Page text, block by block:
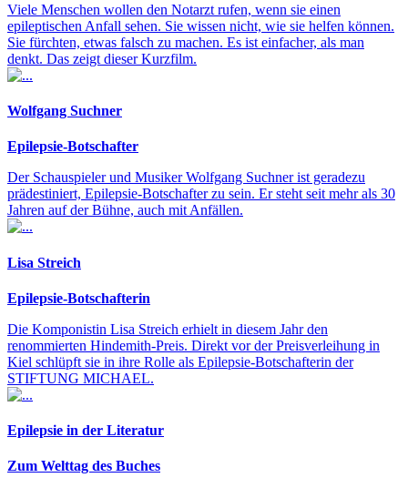
Viele Menschen wollen den Notarzt rufen, wenn sie einen
epileptischen Anfall sehen. Sie wissen nicht, wie sie helfen können.
Sie fürchten, etwas falsch zu machen. Es ist einfacher, als man
denkt. Das zeigt dieser Kurzfilm.
Wolfgang Suchner
Epilepsie-Botschafter
Der Schauspieler und Musiker Wolfgang Suchner ist geradezu
prädestiniert, Epilepsie-Botschafter zu sein. Er steht seit mehr als 30
Jahren auf der Bühne, auch mit Anfällen.
Lisa Streich
Epilepsie-Botschafterin
Die Komponistin Lisa Streich erhielt in diesem Jahr den
renommierten Hindemith-Preis. Direkt vor der Preisverleihung in
Kiel schlüpft sie in ihre Rolle als Epilepsie-Botschafterin der
STIFTUNG MICHAEL.
Epilepsie in der Literatur
Zum Welttag des Buches